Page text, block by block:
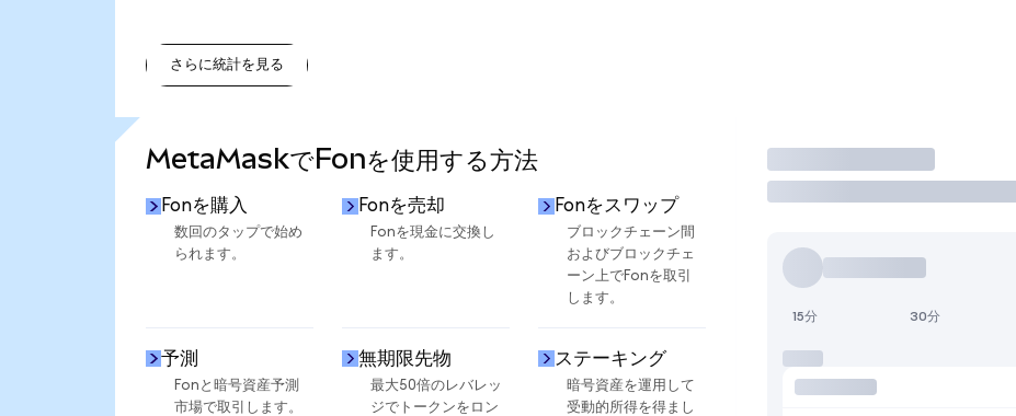
さらに統計を見る
MetaMaskでFonを使用する方法
Fonを購入
数回のタップで始め
られます。
Fonを売却
Fonを現金に交換し
ます。
Fonをスワップ
ブロックチェーン間
およびブロックチェ
ーン上でFonを取引
します。
予測
Fonと暗号資産予測
市場で取引します。
無期限先物
最大50倍のレバレッ
ジでトークンをロン
ステーキング
暗号資産を運用して
受動的所得を得まし
取引
15分 30分